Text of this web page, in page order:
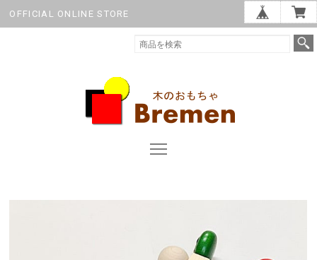
OFFICIAL ONLINE STORE